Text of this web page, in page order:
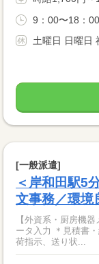
9：00〜18：
土曜日 日曜日
[一般派遣]
＜岸和田駅5
文事務／環境
【外資系・厨房機器メーカーで
ータ入力 ＊見積書
荷指示、送り状...